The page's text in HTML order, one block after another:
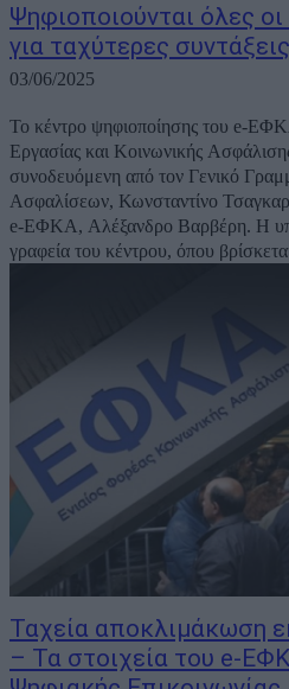
Ψηφιοποιούνται όλες
για ταχύτερες συντάξεις
03/06/2025
Το κέντρο ψηφιοποίησης του e-
Εργασίας και Κοινωνικής
συνοδευόμενη από τον Γενικό
Ασφαλίσεων, Κωνσταντίνο
e-ΕΦΚΑ, Αλέξανδρο Βαρβέρη. Η
γραφεία του κέντρου, όπου
Ταχεία αποκλιμάκωση
– Τα στοιχεία του e-